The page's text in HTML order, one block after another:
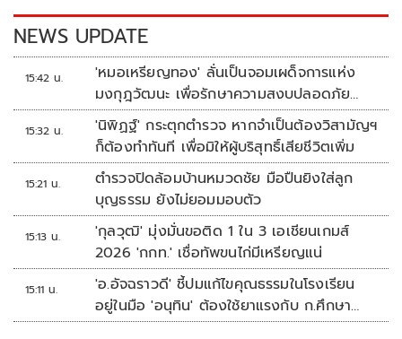
k k
NEWS UPDATE
15:42 น.
'หมอเหรียญทอง' ลั่นเป็นจอมเผด็จการแห่ง
มงกุฎวัฒนะ เพื่อรักษาความสงบปลอดภัย
ภายในรพ.
15:32 น.
'นิพิฏฐ์' กระตุกตำรวจ หากจำเป็นต้องวิสามัญฯ
ก็ต้องทำทันที เพื่อมิให้ผู้บริสุทธิ์เสียชีวิตเพิ่ม
15:21 น.
ตำรวจปิดล้อมบ้านหมวดชัย มือปืนยิงใส่ลูก
บุญธรรม ยังไม่ยอมมอบตัว
15:13 น.
'กุลวุฒิ' มุ่งมั่นขอติด 1 ใน 3 เอเชียนเกมส์
2026 'กกท.' เชื่อทัพขนไก่มีเหรียญแน่
15:11 น.
'อ.อัจฉราวดี' ชี้ปมแก้ไขคุณธรรมในโรงเรียน
อยู่ในมือ 'อนุทิน' ต้องใช้ยาแรงกับ ก.ศึกษา
เรื่องปืนแค่ปลายเหตุ